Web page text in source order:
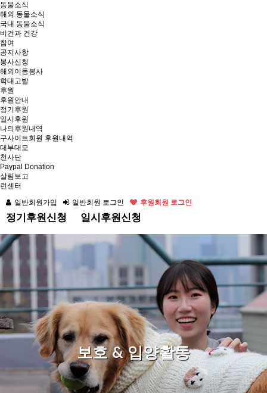
동물소식
해외 동물소식
국내 동물소식
비건과 건강
참여
공지사항
봉사신청
해외이동봉사
학대고발
후원
후원안내
정기후원
일시후원
나의후원내역
구사이트회원 후원내역
대부대모
천사단
Paypal Donation
살림보고
런센터
일반회원가입
일반회원 로그인 후원회원 로그인
정기후원신청 일시후원신청
보호 & 입양활동